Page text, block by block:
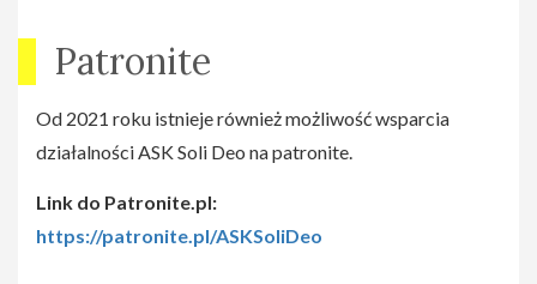
Patronite
Od 2021 roku istnieje również możliwość wsparcia
działalności ASK Soli Deo na patronite.
Link do Patronite.pl:
https://patronite.pl/ASKSoliDeo